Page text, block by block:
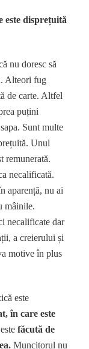
este disprețuită
nu doresc să
. Alteori fug
de carte. Altfel
puțini
Sunt multe
Unul
remunerată.
necalificată.
aparență, nu ai
mâinile.
necalificate dar
a creierului și
motive în plus
este
în care este
făcută de
Muncitorul nu